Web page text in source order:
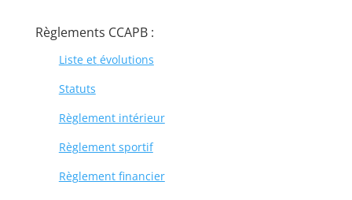
Règlements CCAPB :
Liste et évolutions
Statuts
Règlement intérieur
Règlement sportif
Règlement financier